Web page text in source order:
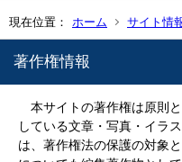
現在位置： ホーム サイト情
著作権情報
本サイトの著作権は原則
している文章・写真・イラ
は、著作権法の保護の対象